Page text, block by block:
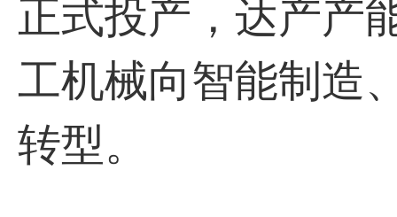
正式投产，达产产
工机械向智能制造
转型。